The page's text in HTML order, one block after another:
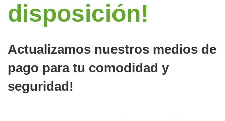
disposición!
Actualizamos nuestros medios de
pago para tu comodidad y
seguridad!